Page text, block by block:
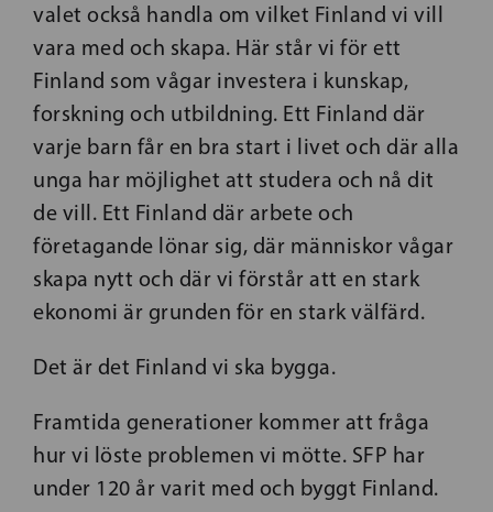
valet också handla om vilket Finland vi vill
vara med och skapa. Här står vi för ett
Finland som vågar investera i kunskap,
forskning och utbildning. Ett Finland där
varje barn får en bra start i livet och där alla
unga har möjlighet att studera och nå dit
de vill. Ett Finland där arbete och
företagande lönar sig, där människor vågar
skapa nytt och där vi förstår att en stark
ekonomi är grunden för en stark välfärd.
Det är det Finland vi ska bygga.
Framtida generationer kommer att fråga
hur vi löste problemen vi mötte. SFP har
under 120 år varit med och byggt Finland.